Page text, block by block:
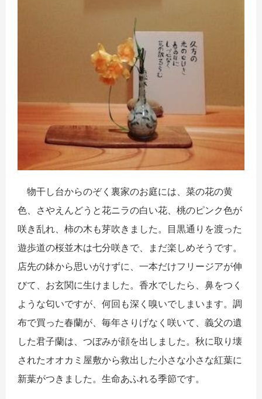
物干し台からのぞく裏家のお庭には、菜の花の黄
色、さやえんどうと花ニラの白い花、桃のピンク色が
咲き乱れ、柿の木も芽吹きました。目黒通りを渡った
遊歩道の桜並木は七分咲きで、まだ楽しめそうです。
店先の鉢から思いがけずに、一本だけフリージアが伸
びて、お玄関に生けました。香水でしたら、鼻をつく
ような匂いですが、何回も深く嗅いでしまいます。調
布で買った春蘭が、毎年さりげなく咲いて、義父の遺
した君子蘭は、つぼみが顔を出しました。秋に取り壊
されたオオカミ屋敷から救出した小さな小さな紅葉に
新葉がつきました。生命あふれる季節です。